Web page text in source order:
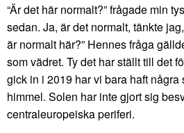
“Är det här normalt?” frågade min
sedan. Ja, är det normalt, tänkte
är normalt här?” Hennes fråga
som vädret. Ty det har ställt till det
gick in i 2019 har vi bara haft några
himmel. Solen har inte gjort sig
centraleuropeiska periferi.